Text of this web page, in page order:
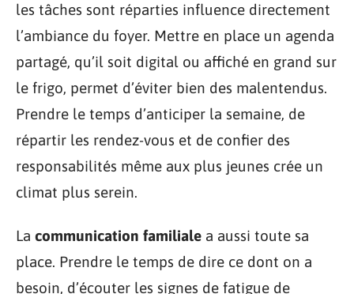
les tâches sont réparties influence directement
l’ambiance du foyer. Mettre en place un agenda
partagé, qu’il soit digital ou affiché en grand sur
le frigo, permet d’éviter bien des malentendus.
Prendre le temps d’anticiper la semaine, de
répartir les rendez-vous et de confier des
responsabilités même aux plus jeunes crée un
climat plus serein.
La communication familiale a aussi toute sa
place. Prendre le temps de dire ce dont on a
besoin, d’écouter les signes de fatigue de